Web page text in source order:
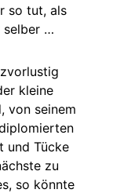
so tut, als
selber …
kleine
von seinem
und Tücke
zu
so könnte